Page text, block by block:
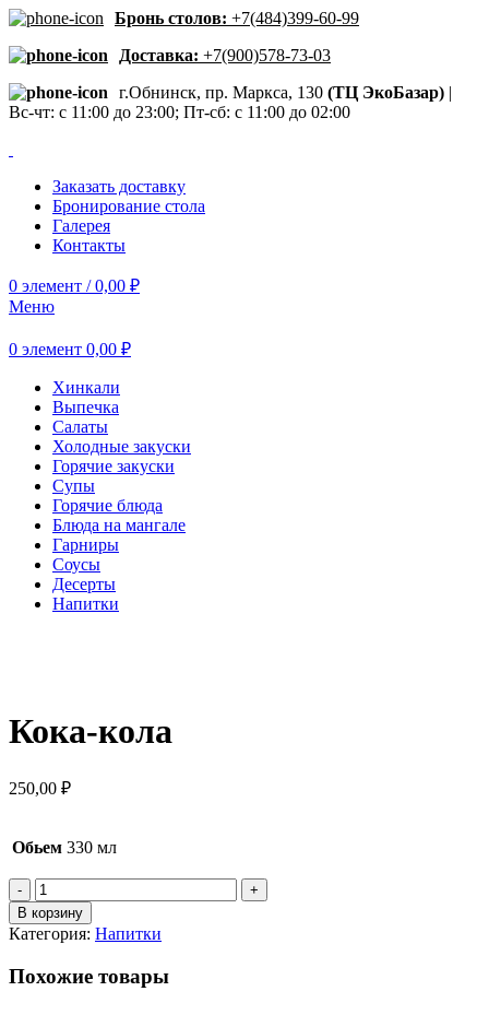
Бронь столов: +7(484)399-60-99
Доставка: +7(900)578-73-03
г.Обнинск, пр. Маркса, 130 (ТЦ ЭкоБазар) |
Вс-чт: с 11:00 до 23:00; Пт-сб: с 11:00 до 02:00
Заказать доставку
Бронирование стола
Галерея
Контакты
0 элемент / 0,00 ₽
Меню
0 элемент 0,00 ₽
Хинкали
Выпечка
Салаты
Холодные закуски
Горячие закуски
Супы
Горячие блюда
Блюда на мангале
Гарниры
Соусы
Десерты
Напитки
Кока-кола
250,00 ₽
Обьем 330 мл
Количество
товара
Кока-
кола
В корзину
Категория: Напитки
Похожие товары